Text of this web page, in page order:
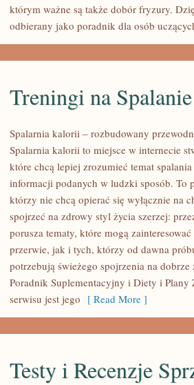
którym ważne są także dobór fryzury.
odbierany jako poradnik dla osób
TRENINGI
SPALANIE
KALORII
Treningi na
Spalarnia kalorii – rozbudowany
Spalarnia kalorii to miejsce w internecie
które chcą lepiej zrozumieć temat
informacji podanych w ludzki sposób. To
którzy nie chcą opierać się wyłącznie na
spojrzeć na zdrowy styl życia szerzej:
porusza tematy, które mogą
przerwie, jak i tych, którzy od dawna
potrzebują świeżego spojrzenia na dobrze
Poradnik Suplementacyjny i Diety i Plany
serwisu jest jego [ Read More ]
Testy i Recenzje